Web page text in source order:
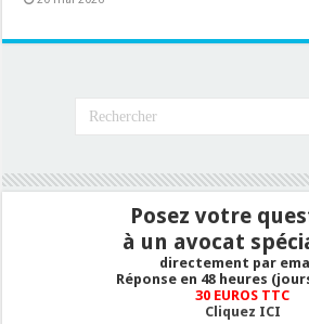
Posez votre
à un avocat
directement par
Réponse en 48 heures
30 EUROS TTC
Cliquez ICI